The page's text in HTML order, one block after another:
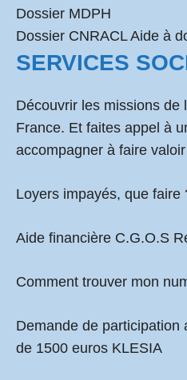
Dossier MDPH
Dossier CNRACL Aide à
SERVICES
Découvrir les missions de
France. Et faites appel à
accompagner à faire
Loyers impayés, que faire
Aide financière C.G.O.S
Comment trouver mon
Demande de participation
de 1500 euros KLESIA